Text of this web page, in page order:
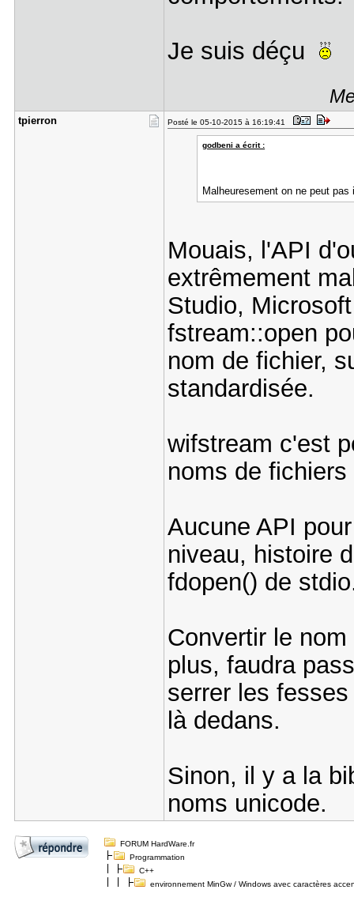
Je suis déçu
tpierron Posté le 05-10-2015 à 16:19:41
godbeni a écrit :
Malheuresement on ne peut
Mouais, l'API
extrêmement
Studio,
fstream::open
nom de fichier,
standardisée.
wifstream c'est
noms de
Aucune API
niveau, histoire
fdopen() de
Convertir le
plus, faudra
serrer les
là dedans.
Sinon, il y a la
noms unicode.
FORUM HardWare.fr
Programmation
C++
environnement MinGw / Windows avec caractères